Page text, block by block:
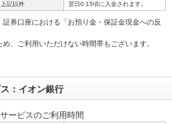
上記以外 翌日0:15頃に入金されます。
証券口座における「お預り金・保証金現金への反
、ご利用いただけない時間帯もございます。
：イオン銀行
ービスのご利用時間